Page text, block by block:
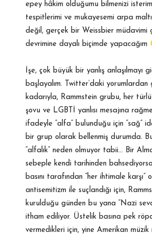
epey hâkim olduğumu bilmenizi
tespitlerimi ve mukayesemi arpa
değil, gerçek bir Weissbier müdavimi
devrimine dayalı biçimde yapacağım
İşe, çok büyük bir yanlış anlaşılmayı
başlayalım. Twitter’daki yorumlardan
kadarıyla, Rammstein grubu, her türlü
şovu ve LGBTİ yanlısı mesajına
ifadeyle “alfa” bulunduğu için “sağ”
bir grup olarak bellenmiş durumda.
“alfalık” neden olmuyor tabii… Bir
sebeple kendi tarihinden
basını tarafından “her ihtimale
antisemitizm ile suçlandığı için,
kurulduğu günden bu yana “Nazi
itham ediliyor. Üstelik basına pek
vermedikleri için, yine Amerikan müzik